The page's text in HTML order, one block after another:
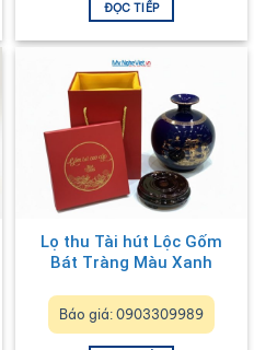
ĐỌC TIẾP
Lọ thu Tài hút Lộc Gốm
Bát Tràng Màu Xanh
LHGTT01-3.1
Báo giá: 0903309989